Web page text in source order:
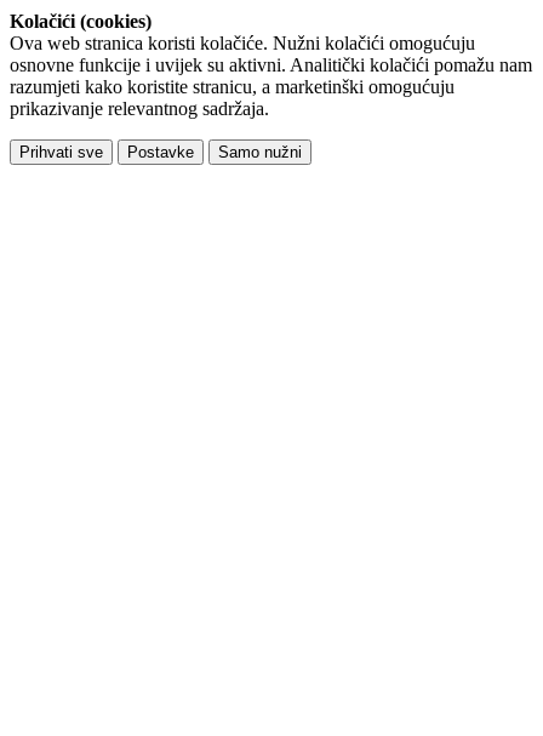
Kolačići (cookies)
Ova web stranica koristi kolačiće. Nužni kolačići omogućuju
osnovne funkcije i uvijek su aktivni. Analitički kolačići pomažu nam
razumjeti kako koristite stranicu, a marketinški omogućuju
prikazivanje relevantnog sadržaja.
Prihvati sve Postavke Samo nužni